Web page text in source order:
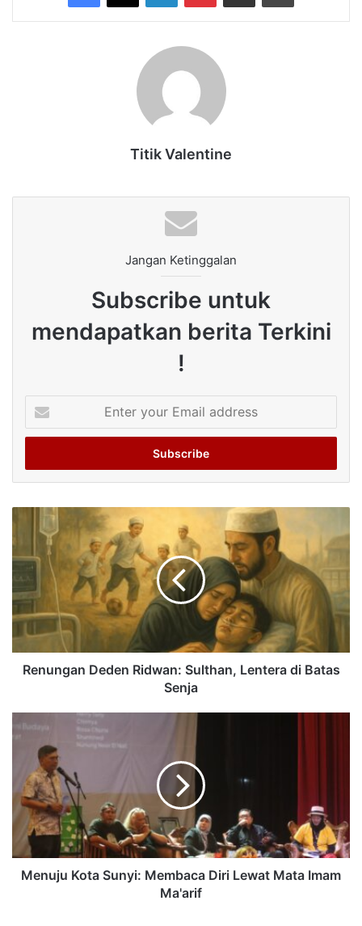
Titik Valentine
Jangan Ketinggalan
Subscribe untuk
mendapatkan berita Terkini
!
your
Email
Renungan Deden Ridwan: Sulthan, Lentera di Batas
Senja
Menuju Kota Sunyi: Membaca Diri Lewat Mata Imam
Ma'arif